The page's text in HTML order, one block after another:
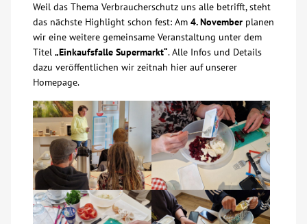
Weil das Thema Verbraucherschutz uns alle betrifft, steht
das nächste Highlight schon fest: Am 4. November planen
wir eine weitere gemeinsame Veranstaltung unter dem
Titel „Einkaufsfalle Supermarkt“. Alle Infos und Details
dazu veröffentlichen wir zeitnah hier auf unserer
Homepage.